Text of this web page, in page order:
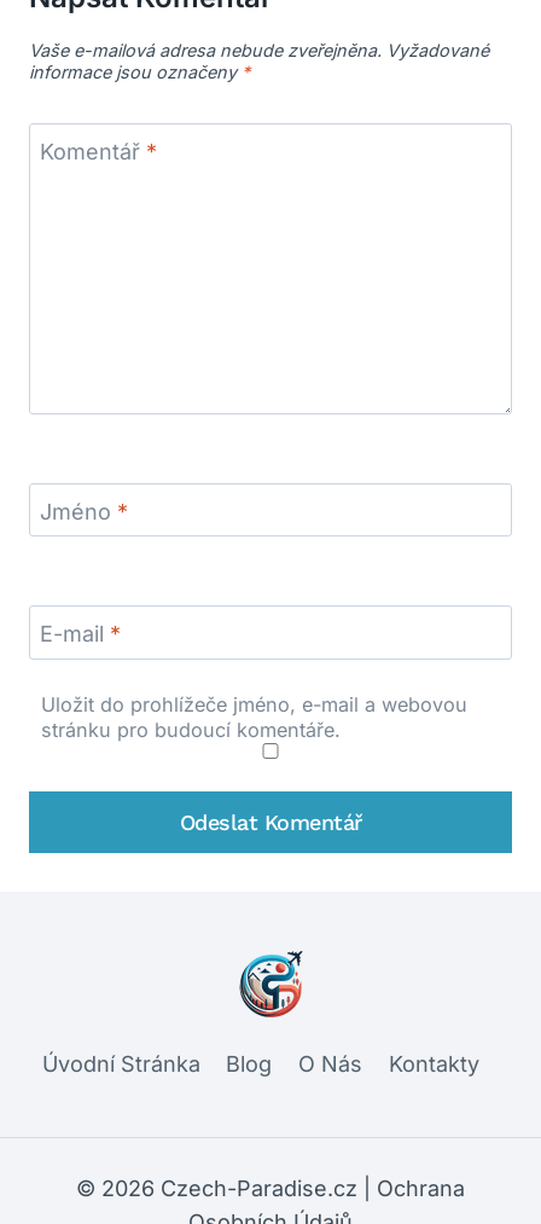
Vaše e-mailová adresa nebude zveřejněna. Vyžadované
informace jsou označeny *
Komentář *
Jméno *
E-mail *
Uložit do prohlížeče jméno, e-mail a webovou
stránku pro budoucí komentáře.
Úvodní Stránka Blog O Nás Kontakty
© 2026 Czech-Paradise.cz | Ochrana